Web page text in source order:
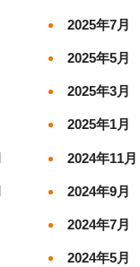
2025年7月
2025年5月
2025年3月
2025年1月
2024年11月
2024年9月
2024年7月
2024年5月